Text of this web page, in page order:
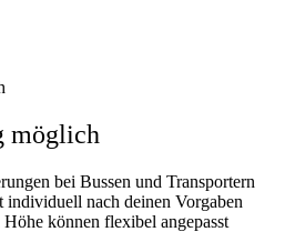
möglich
bei Bussen und Transportern
nach deinen Vorgaben
können flexibel angepasst